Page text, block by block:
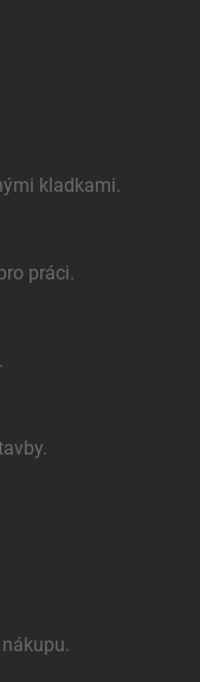
kladkami.
práci.